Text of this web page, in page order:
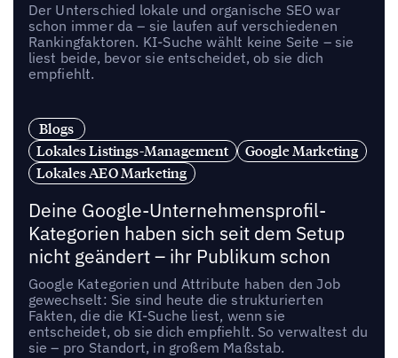
Der Unterschied lokale und organische SEO war
schon immer da – sie laufen auf verschiedenen
Rankingfaktoren. KI-Suche wählt keine Seite – sie
liest beide, bevor sie entscheidet, ob sie dich
empfiehlt.
Blogs
Lokales Listings-Management
Google Marketing
Lokales AEO Marketing
Deine Google-Unternehmensprofil-
Kategorien haben sich seit dem Setup
nicht geändert – ihr Publikum schon
Google Kategorien und Attribute haben den Job
gewechselt: Sie sind heute die strukturierten
Fakten, die die KI-Suche liest, wenn sie
entscheidet, ob sie dich empfiehlt. So verwaltest du
sie – pro Standort, in großem Maßstab.